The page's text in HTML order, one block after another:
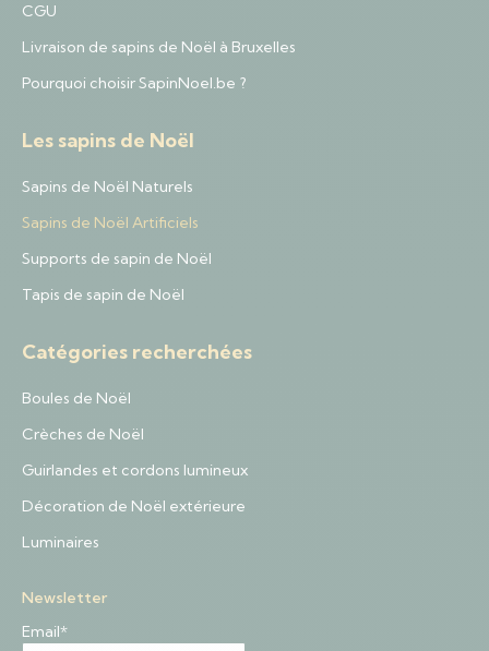
CGU
Livraison de sapins de Noël à Bruxelles
Pourquoi choisir SapinNoel.be ?
Les sapins de Noël
Sapins de Noël Naturels
Sapins de Noël Artificiels
Supports de sapin de Noël
Tapis de sapin de Noël
Catégories recherchées
Boules de Noël
Crèches de Noël
Guirlandes et cordons lumineux
Décoration de Noël extérieure
Luminaires
Newsletter
Email*